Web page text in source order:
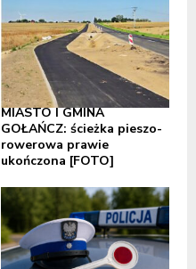
MIASTO I GMINA
GOŁAŃCZ: ścieżka pieszo-
rowerowa prawie
ukończona [FOTO]